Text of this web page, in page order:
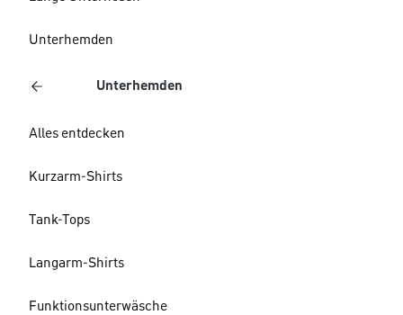
Unterhemden
Unterhemden
Alles entdecken
Kurzarm-Shirts
Tank-Tops
Langarm-Shirts
Funktionsunterwäsche